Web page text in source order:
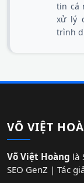
tin cá
xử lý
trình
VÕ VIỆT
Võ Việt Hoàng là
SEO GenZ | Tác